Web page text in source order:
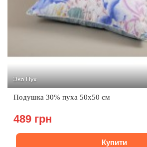
Эко Пух
Подушка 30% пуха 50х50 см
489 грн
Купити